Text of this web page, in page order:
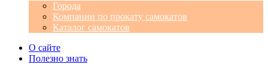
Города
Компании по прокату самокатов
Каталог самокатов
О сайте
Полезно знать